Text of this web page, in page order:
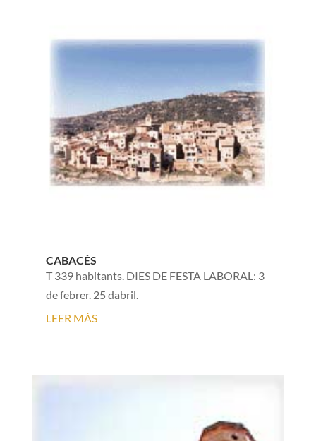
CABACÉS
T 339 habitants. DIES DE FESTA LABORAL: 3
de febrer. 25 dabril.
LEER MÁS